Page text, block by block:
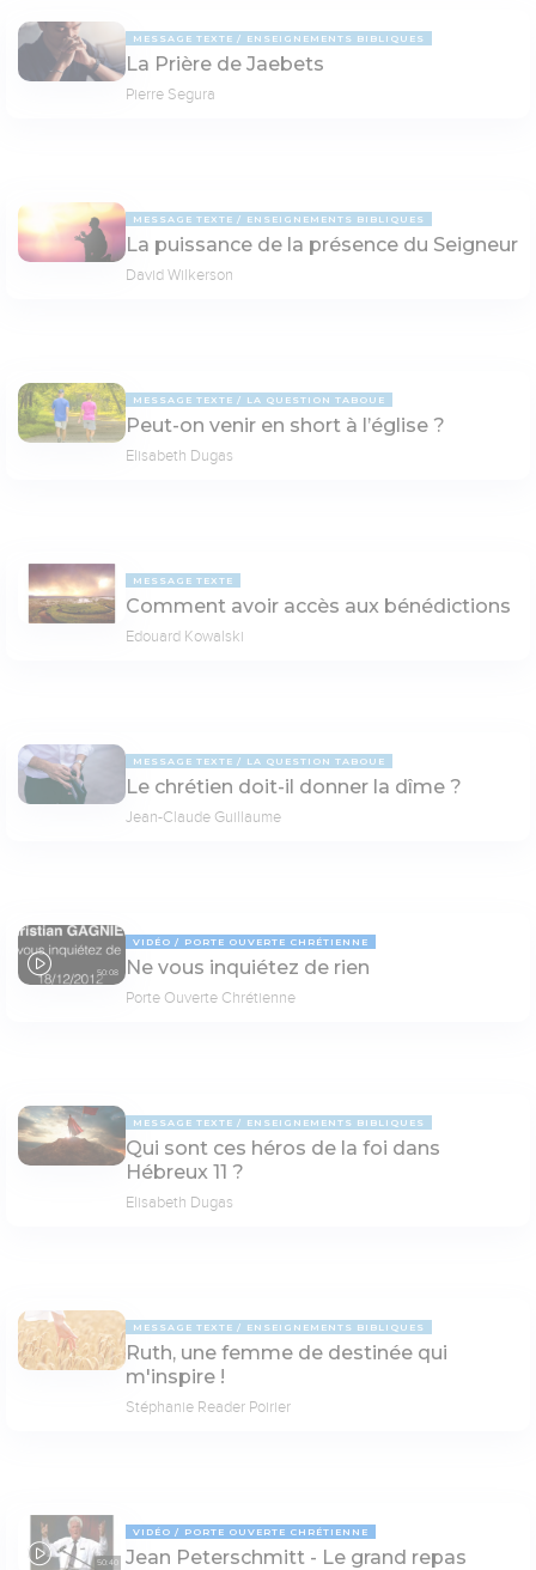
MESSAGE TEXTE ENSEIGNEMENTS BIBLIQUES
La Prière de Jaebets
Pierre Segura
MESSAGE TEXTE ENSEIGNEMENTS BIBLIQUES
La puissance de la présence du Seigneur
David Wilkerson
MESSAGE TEXTE LA QUESTION TABOUE
Peut-on venir en short à l’église ?
Elisabeth Dugas
MESSAGE TEXTE
Comment avoir accès aux bénédictions
Edouard Kowalski
MESSAGE TEXTE LA QUESTION TABOUE
Le chrétien doit-il donner la dîme ?
Jean-Claude Guillaume
50:08
VIDÉO PORTE OUVERTE CHRÉTIENNE
Ne vous inquiétez de rien
Porte Ouverte Chrétienne
MESSAGE TEXTE ENSEIGNEMENTS BIBLIQUES
Qui sont ces héros de la foi dans
Hébreux 11 ?
Elisabeth Dugas
MESSAGE TEXTE ENSEIGNEMENTS BIBLIQUES
Ruth, une femme de destinée qui
m'inspire !
Stéphanie Reader Poirier
50:40
VIDÉO PORTE OUVERTE CHRÉTIENNE
Jean Peterschmitt - Le grand repas